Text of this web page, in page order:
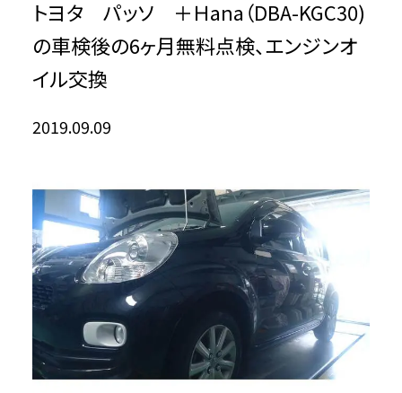
トヨタ パッソ ＋Ｈana（DBA-KGC30)
の車検後の6ヶ月無料点検、エンジンオ
イル交換
2019.09.09